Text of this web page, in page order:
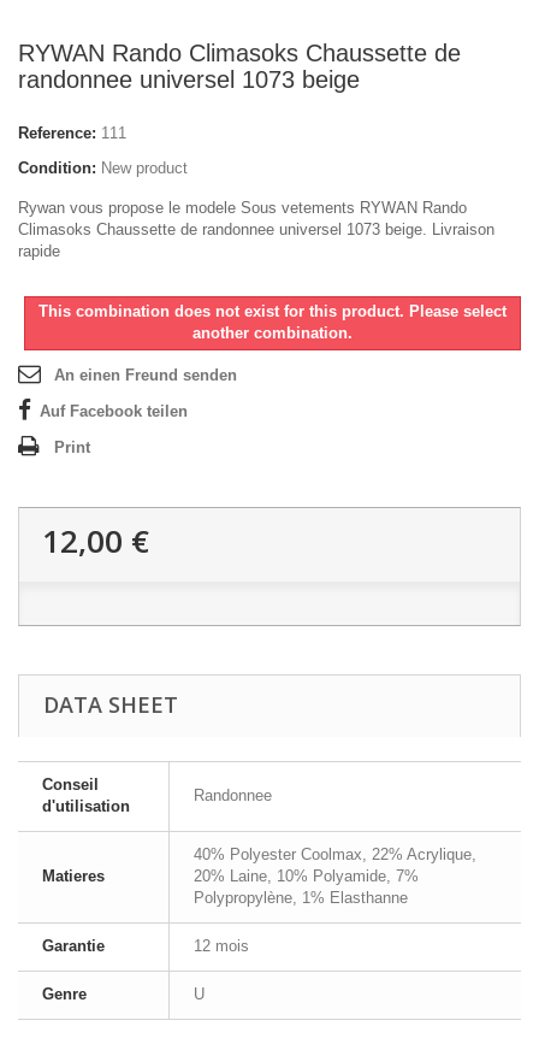
RYWAN Rando Climasoks Chaussette de
randonnee universel 1073 beige
Reference: 111
Condition: New product
Rywan vous propose le modele Sous vetements RYWAN Rando
Climasoks Chaussette de randonnee universel 1073 beige. Livraison
rapide
This combination does not exist for this product. Please select
another combination.
An einen Freund senden
Auf Facebook teilen
Print
12,00 €
DATA SHEET
Conseil
d'utilisation
Randonnee
Matieres
40% Polyester Coolmax, 22% Acrylique,
20% Laine, 10% Polyamide, 7%
Polypropylène, 1% Elasthanne
Garantie 12 mois
Genre U